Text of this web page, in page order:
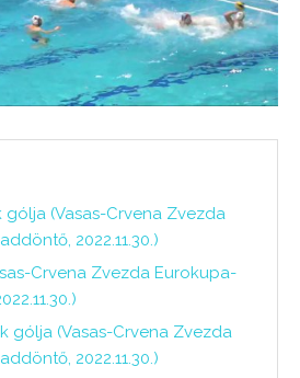
gólja (Vasas-Crvena Zvezda
2022.11.30.)
Crvena Zvezda Eurokupa-
gólja (Vasas-Crvena Zvezda
2022.11.30.)